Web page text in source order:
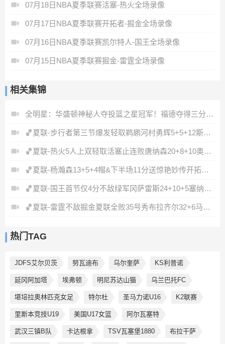
07月18日NBA夏季联赛活塞-热火全场录像
07月17日NBA夏季联赛开拓者-掘金全场录像
07月16日NBA夏季联赛凯尔特人-国王全场录像
07月15日NBA夏季联赛掘金-雷霆全场录像
相关集锦
全明星：华盛顿神秘人夺投篮之星冠军！福德夺得三分大赛冠军！
🏀夏联-步行者第三节爆发轻取鹈鹕河村勇辉5+5+12斯劳森22分
🏀夏联-热火5人上双轻取活塞止连败唐纳森20+8+10奥科里27分
🏀夏联-杨瀚森13+5+4帽&下半场11分送惊艳妙传开拓者力克掘金
🏀夏联-国王首节仅4分不敌绿军冈萨雷斯24+10+5塞纳克10+12
🏀夏联-雷霆不敌掘金夏联全败35号秀布拉齐尔32+6马拉14+7+6
热门TAG
JDFS艾尔贝茨 努瓦迪布 乌尔奎萨 KS利普诺
延冈阿加塔 埃弗顿 明尼苏达山猫 乌兰巴托FC
堪培拉奥林匹克女足 特尔杜 圣马力诺U16 K2联赛
里斯本竞技U19 美国U17女篮 阿尔瓦塞特
武汉三镇B队 卡达根拿 TSV瓦塞堡1880 布拉干萨